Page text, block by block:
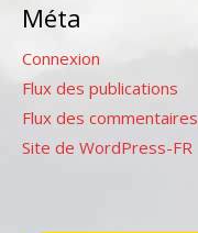
Méta
Connexion
Flux des publications
Flux des commentaires
Site de WordPress-FR